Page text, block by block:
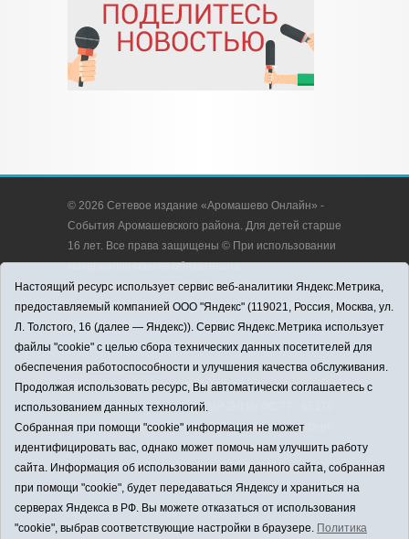
© 2026 Сетевое издание «Аромашево Онлайн» -
События Аромашевского района. Для детей старше
16 лет. Все права защищены © При использовании
материалов ссылка обязательна.
Адрес редакции: 627350, Россия, Тюменская
область, Аромашевский район, с. Аромашево, ул.
Кирова, д. 13.
Адрес электронной почты редакции:
strudu72@obl72.ru
Телефон редакции: 8 (34545) 2-30-58
Регистрационный номер СМИ ЭЛ № ФС 77 - 65176
выдано Федеральной службой по надзору в сфере
связи, информационных технологий и массовых
коммуникаций (Роскомнадзор) 28.03.2016 г.
Учредитель: АНО «Информационно-издательский
центр «Слава труду».
Главный редактор: А.Н. Барабанщиков
Настоящий ресурс использует сервис веб-аналитики Яндекс.Метрика,
предоставляемый компанией ООО "Яндекс" (119021, Россия, Москва, ул.
Л. Толстого, 16 (далее — Яндекс)). Сервис Яндекс.Метрика использует
файлы "cookie" с целью сбора технических данных посетителей для
обеспечения работоспособности и улучшения качества обслуживания.
Продолжая использовать ресурс, Вы автоматически соглашаетесь с
использованием данных технологий.
Собранная при помощи "cookie" информация не может
идентифицировать вас, однако может помочь нам улучшить работу
сайта. Информация об использовании вами данного сайта, собранная
при помощи "cookie", будет передаваться Яндексу и храниться на
серверах Яндекса в РФ. Вы можете отказаться от использования
"cookie", выбрав соответствующие настройки в браузере. Политика